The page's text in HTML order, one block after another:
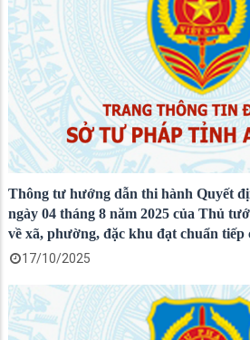
Thông tư hướng dẫn thi hành Quyết
ngày 04 tháng 8 năm 2025 của Thủ
về xã, phường, đặc khu đạt chuẩn tiếp
17/10/2025